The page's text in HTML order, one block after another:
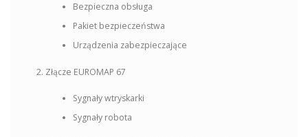
Bezpieczna obsługa
Pakiet bezpieczeństwa
Urządzenia zabezpieczające
Złącze EUROMAP 67
Sygnały wtryskarki
Sygnały robota